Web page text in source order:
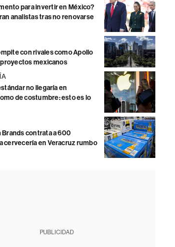
para invertir en México?
analistas tras no renovarse
con rivales como Apollo
proyectos mexicanos
no llegaría en
de costumbre: esto es lo
contrata a 600
cervecería en Veracruz rumbo
PUBLICIDAD